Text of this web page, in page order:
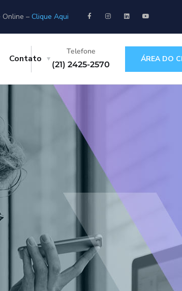
Online – Clique Aqui
Contato
Telefone
(21) 2425-2570
ÁREA DO